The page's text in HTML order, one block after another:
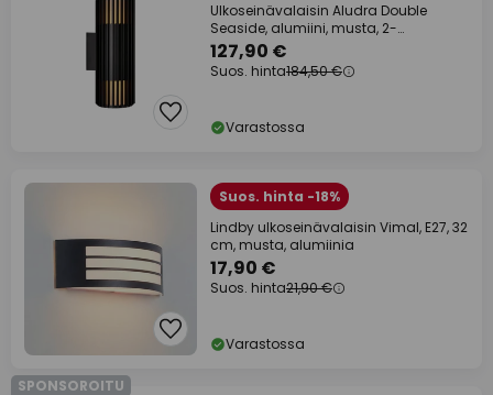
Ulkoseinävalaisin Aludra Double
Seaside, alumiini, musta, 2-
lamppuinen.
127,90 €
Suos. hinta184,50 €
Varastossa
Suos. hinta -18%
Lindby ulkoseinävalaisin Vimal, E27, 32
cm, musta, alumiinia
17,90 €
Suos. hinta21,90 €
Varastossa
SPONSOROITU